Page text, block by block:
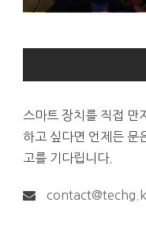
스마트 장치를 직접 만
하고 싶다면 언제든 문
고를 기다립니다.